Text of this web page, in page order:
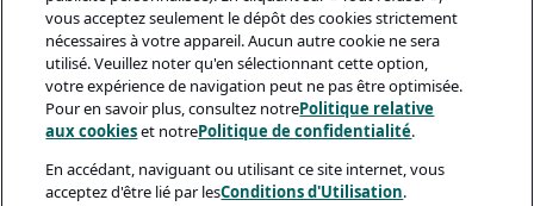
vous acceptez seulement le dépôt des cookies strictement
nécessaires à votre appareil. Aucun autre cookie ne sera
utilisé. Veuillez noter qu'en sélectionnant cette option,
votre expérience de navigation peut ne pas être optimisée.
Pour en savoir plus, consultez notrePolitique relative
aux cookieset notrePolitique de confidentialité.
En accédant, naviguant ou utilisant ce site internet, vous
acceptez d'être lié par lesConditions d'Utilisation.